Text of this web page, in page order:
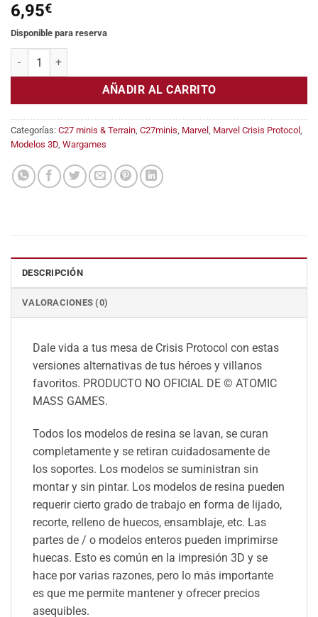
6,95€
Disponible para reserva
Running Sun (Warpath) cantidad
AÑADIR AL CARRITO
Categorías: C27 minis & Terrain C27minis Marvel Marvel Crisis Protocol
Modelos 3D Wargames
DESCRIPCIÓN
VALORACIONES (0)
Dale vida a tus mesa de Crisis Protocol con estas
versiones alternativas de tus héroes y villanos
favoritos. PRODUCTO NO OFICIAL DE © ATOMIC
MASS GAMES.
Todos los modelos de resina se lavan, se curan
completamente y se retiran cuidadosamente de
los soportes. Los modelos se suministran sin
montar y sin pintar. Los modelos de resina pueden
requerir cierto grado de trabajo en forma de lijado,
recorte, relleno de huecos, ensamblaje, etc. Las
partes de / o modelos enteros pueden imprimirse
huecas. Esto es común en la impresión 3D y se
hace por varias razones, pero lo más importante
es que me permite mantener y ofrecer precios
asequibles.